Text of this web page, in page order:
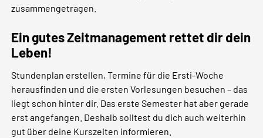
zusammengetragen.
Ein gutes Zeitmanagement rettet dir dein
Leben!
Stundenplan erstellen, Termine für die Ersti-Woche
herausfinden und die ersten Vorlesungen besuchen – das
liegt schon hinter dir. Das erste Semester hat aber gerade
erst angefangen. Deshalb solltest du dich auch weiterhin
gut über deine Kurszeiten informieren.